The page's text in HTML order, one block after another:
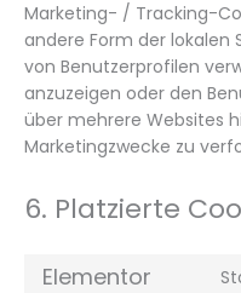
Marketing- / Tracking-
andere Form der lokalen
von Benutzerprofilen
anzuzeigen oder den
über mehrere Websites
Marketingzwecke zu
6. Platzierte
Elementor